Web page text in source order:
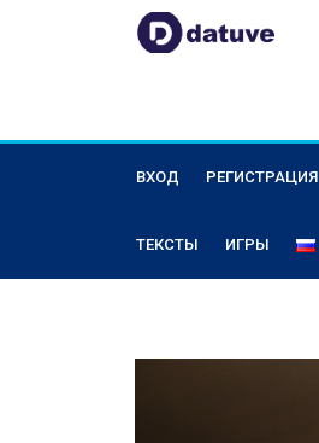
ВХОД РЕГИСТРАЦИЯ
ТЕКСТЫ ИГРЫ